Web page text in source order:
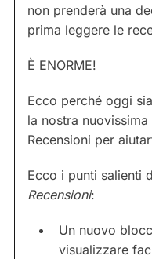
non prenderà una
prima leggere le
È ENORME!
Ecco perché oggi
la nostra
Recensioni per
Ecco i punti salienti
Recensioni:
Un nuovo
visualizzare